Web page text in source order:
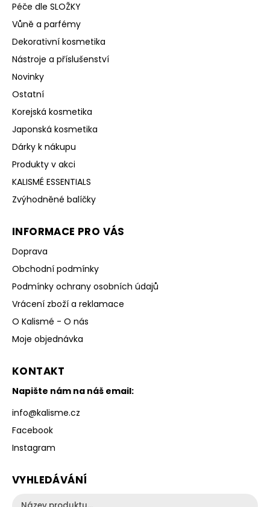
Péče dle SLOŽKY
Vůně a parfémy
Dekorativní kosmetika
Nástroje a příslušenství
Novinky
Ostatní
Korejská kosmetika
Japonská kosmetika
Dárky k nákupu
Produkty v akci
KALISMÉ ESSENTIALS
Zvýhodněné balíčky
INFORMACE PRO VÁS
Doprava
Obchodní podmínky
Podmínky ochrany osobních údajů
Vrácení zboží a reklamace
O Kalismé - O nás
Moje objednávka
KONTAKT
Napište nám na náš email:
info@kalisme.cz
Facebook
Instagram
VYHLEDÁVÁNÍ